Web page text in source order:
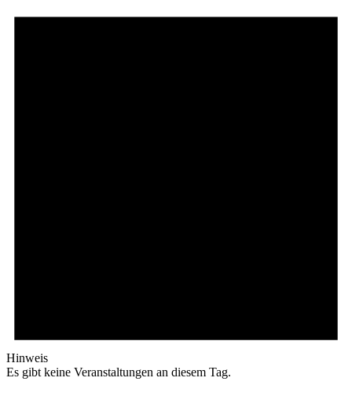
Hinweis
Es gibt keine Veranstaltungen an diesem Tag.